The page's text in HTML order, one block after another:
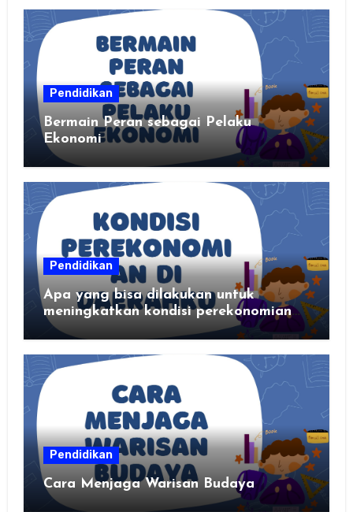
Pendidikan
Bermain Peran sebagai Pelaku
Ekonomi
Pendidikan
Apa yang bisa dilakukan untuk
meningkatkan kondisi perekonomian
daerahku?
Pendidikan
Cara Menjaga Warisan Budaya